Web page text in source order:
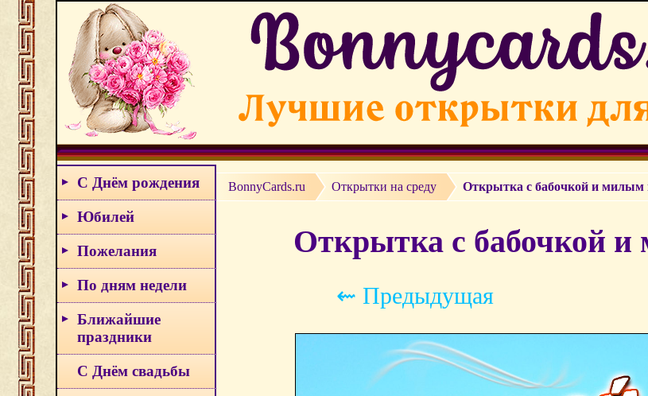
С Днём рождения
Юбилей
Пожелания
По дням недели
Ближайшие
праздники
С Днём свадьбы
BonnyCards.ru Открытки на среду Открытка с бабочкой и милым
Открытка с бабочкой
⇜ Предыдущая